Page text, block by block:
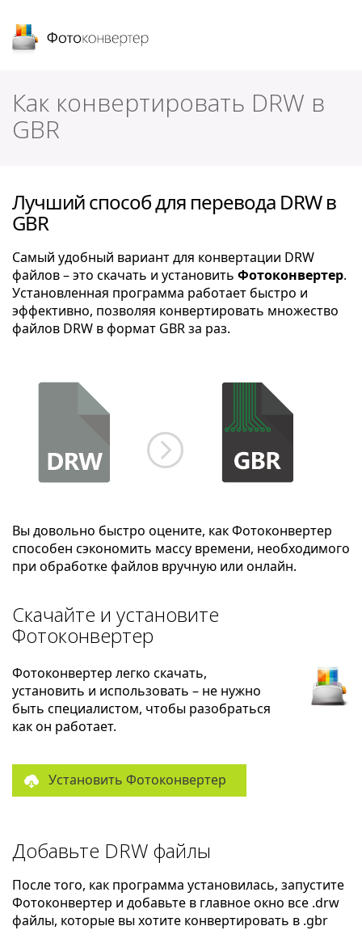
Как конвертировать DRW в
GBR
Лучший способ для перевода DRW в
GBR
Самый удобный вариант для конвертации DRW
файлов – это скачать и установить Фотоконвертер.
Установленная программа работает быстро и
эффективно, позволяя конвертировать множество
файлов DRW в формат GBR за раз.
Вы довольно быстро оцените, как Фотоконвертер
способен сэкономить массу времени, необходимого
при обработке файлов вручную или онлайн.
Скачайте и установите
Фотоконвертер
Фотоконвертер легко скачать,
установить и использовать – не нужно
быть специалистом, чтобы разобраться
как он работает.
Установить Фотоконвертер
Добавьте DRW файлы
После того, как программа установилась, запустите
Фотоконвертер и добавьте в главное окно все .drw
файлы, которые вы хотите конвертировать в .gbr